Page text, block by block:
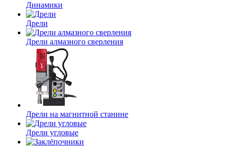
Динамики
Дрели
Дрели алмазного сверления
Дрели на магнитной станине
Дрели угловые